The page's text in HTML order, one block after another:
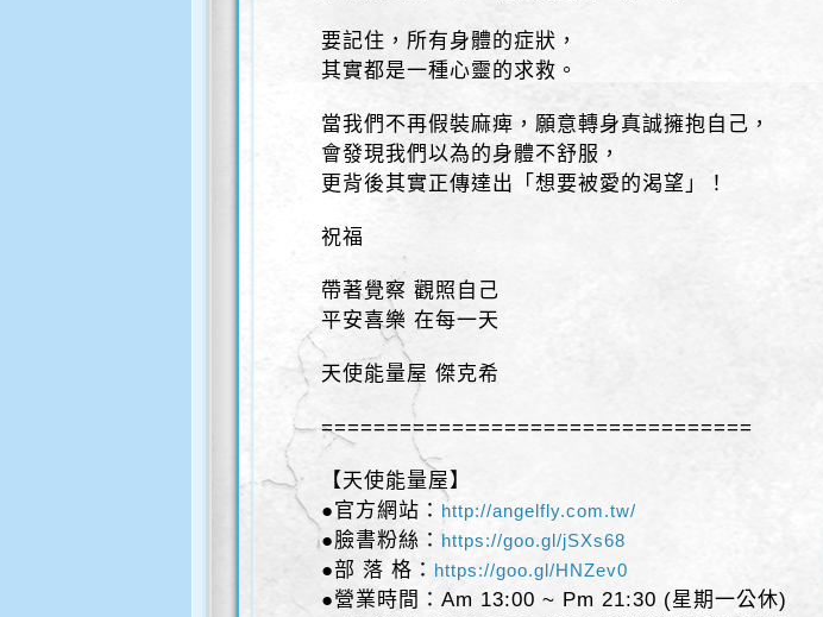
要記住，所有身體的症狀，
其實都是一種心靈的求救。
當我們不再假裝麻痺，願意轉身真誠擁抱自己，
會發現我們以為的身體不舒服，
更背後其實正傳達出「想要被愛的渴望」！
祝福
帶著覺察 觀照自己
平安喜樂 在每一天
天使能量屋 傑克希
=================================
【天使能量屋】
●官方網站： http://angelfly.com.tw/
●臉書粉絲： https://goo.gl/jSXs68
●部 落 格： https://goo.gl/HNZev0
●營業時間：Am 13:00 ~ Pm 21:30 (星期一公休)